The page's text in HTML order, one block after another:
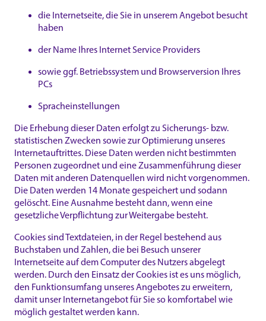
die Internetseite, die Sie in unserem Angebot besucht
haben
der Name Ihres Internet Service Providers
sowie ggf. Betriebssystem und Browserversion Ihres
PCs
Spracheinstellungen
Die Erhebung dieser Daten erfolgt zu Sicherungs- bzw.
statistischen Zwecken sowie zur Optimierung unseres
Internetauftrittes. Diese Daten werden nicht bestimmten
Personen zugeordnet und eine Zusammenführung dieser
Daten mit anderen Datenquellen wird nicht vorgenommen.
Die Daten werden 14 Monate gespeichert und sodann
gelöscht. Eine Ausnahme besteht dann, wenn eine
gesetzliche Verpflichtung zur Weitergabe besteht.
Cookies sind Textdateien, in der Regel bestehend aus
Buchstaben und Zahlen, die bei Besuch unserer
Internetseite auf dem Computer des Nutzers abgelegt
werden. Durch den Einsatz der Cookies ist es uns möglich,
den Funktionsumfang unseres Angebotes zu erweitern,
damit unser Internetangebot für Sie so komfortabel wie
möglich gestaltet werden kann.